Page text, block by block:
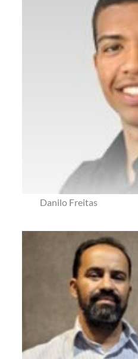
Danilo Freitas